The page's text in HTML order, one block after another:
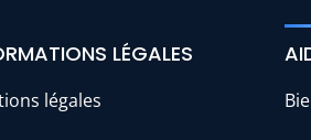
LÉGALES
légales